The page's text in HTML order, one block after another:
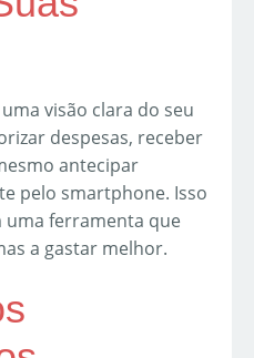
visão clara do seu
despesas, receber
antecipar
pelo smartphone. Isso
ferramenta que
a gastar melhor.